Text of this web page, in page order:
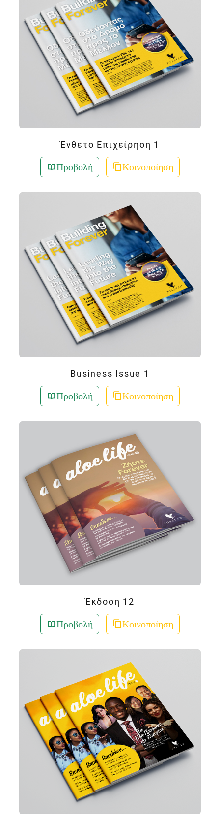
Ένθετο Επιχείρηση 1
Προβολή Κοινοποίηση
Business Issue 1
Προβολή Κοινοποίηση
Έκδοση 12
Προβολή Κοινοποίηση